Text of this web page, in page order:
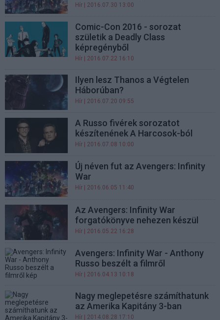
Hír | 2016.07.30 13:00
Comic-Con 2016 - sorozat
születik a Deadly Class
képregényből
Hír | 2016.07.22 16:10
Ilyen lesz Thanos a Végtelen
Háborúban?
Hír | 2016.07.20 09:55
A Russo fivérek sorozatot
készítenének A Harcosok-ból
Hír | 2016.07.08 10:00
Új néven fut az Avengers: Infinity
War
Hír | 2016.06.05 11:40
Az Avengers: Infinity War
forgatókönyve nehezen készül
Hír | 2016.05.22 16:28
Avengers: Infinity War - Anthony
Russo beszélt a filmről
Hír | 2016.04.13 10:18
Nagy meglepetésre számíthatunk
az Amerika Kapitány 3-ban
Hír | 2014.08.28 17:10